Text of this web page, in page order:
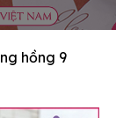
hồng 9